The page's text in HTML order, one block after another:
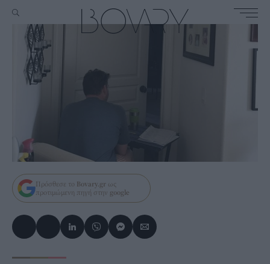
Πρόσθεσε το Bovary.gr ως
προτιμώμενη πηγή στην google